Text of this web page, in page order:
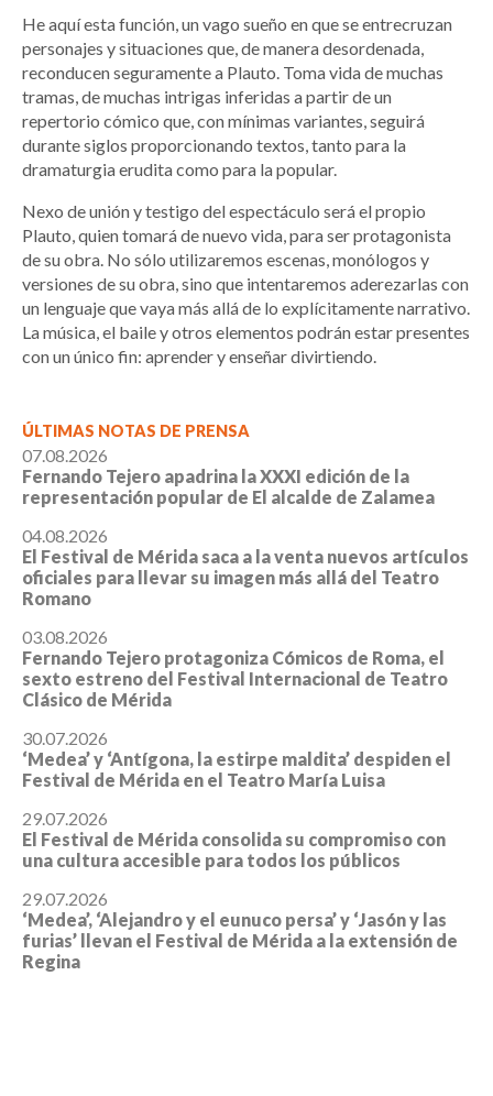
He aquí esta función, un vago sueño en que se entrecruzan
personajes y situaciones que, de manera desordenada,
reconducen seguramente a Plauto. Toma vida de muchas
tramas, de muchas intrigas inferidas a partir de un
repertorio cómico que, con mínimas variantes, seguirá
durante siglos proporcionando textos, tanto para la
dramaturgia erudita como para la popular.
Nexo de unión y testigo del espectáculo será el propio
Plauto, quien tomará de nuevo vida, para ser protagonista
de su obra. No sólo utilizaremos escenas, monólogos y
versiones de su obra, sino que intentaremos aderezarlas con
un lenguaje que vaya más allá de lo explícitamente narrativo.
La música, el baile y otros elementos podrán estar presentes
con un único fin: aprender y enseñar divirtiendo.
ÚLTIMAS NOTAS DE PRENSA
07.08.2026
Fernando Tejero apadrina la XXXI edición de la
representación popular de El alcalde de Zalamea
04.08.2026
El Festival de Mérida saca a la venta nuevos artículos
oficiales para llevar su imagen más allá del Teatro
Romano
03.08.2026
Fernando Tejero protagoniza Cómicos de Roma, el
sexto estreno del Festival Internacional de Teatro
Clásico de Mérida
30.07.2026
‘Medea’ y ‘Antígona, la estirpe maldita’ despiden el
Festival de Mérida en el Teatro María Luisa
29.07.2026
El Festival de Mérida consolida su compromiso con
una cultura accesible para todos los públicos
29.07.2026
‘Medea’, ‘Alejandro y el eunuco persa’ y ‘Jasón y las
furias’ llevan el Festival de Mérida a la extensión de
Regina